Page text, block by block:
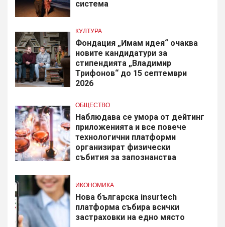
система
КУЛТУРА
Фондация „Имам идея“ очаква
новите кандидатури за
стипендията „Владимир
Трифонов“ до 15 септември
2026
ОБЩЕСТВО
Наблюдава се умора от дейтинг
приложенията и все повече
технологични платформи
организират физически
събития за запознанства
ИКОНОМИКА
Нова българска insurtech
платформа събира всички
застраховки на едно място